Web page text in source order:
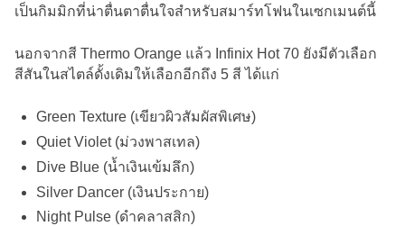
เป็นกิมมิกที่น่าตื่นตาตื่นใจสำหรับสมาร์ทโฟนในเซกเมนต์นี้
นอกจากสี Thermo Orange แล้ว Infinix Hot 70 ยังมีตัวเลือก
สีสันในสไตล์ดั้งเดิมให้เลือกอีกถึง 5 สี ได้แก่
Green Texture (เขียวผิวสัมผัสพิเศษ)
Quiet Violet (ม่วงพาสเทล)
Dive Blue (น้ำเงินเข้มลึก)
Silver Dancer (เงินประกาย)
Night Pulse (ดำคลาสสิก)